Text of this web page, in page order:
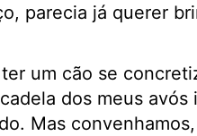
parecia já querer
um cão se
dos meus avós
Mas